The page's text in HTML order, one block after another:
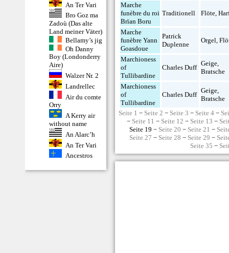
An Ter Vari
Bro Goz ma
Zadoù (Das alte
Land meiner Väter)
Bellamy’s jig
Oh Danny
Boy (Londonderry
Aire)
Walzer Nr. 2
Landrellec
Air du comte
Orry
A Kerry air
without name
An Alarc’h
An Ter Vari
Ancestros
Marche
funèbre du roi
Brïan Boru
Traditionell Flöte,
Marche
funèbre Yann
Goasdoue
Patrick
Duplenne
Orgel,
Marchioness
of
Tullibardine
Charles Duff
Geige,
Bratsche
Marchioness
of
Tullibardine
Charles Duff
Geige,
Bratsche
Seite 1 − Seite 2 − Seite 3 − Seite 4 −
− Seite 11 − Seite 12 − Seite 13 −
Seite 19 − Seite 20 − Seite 21 −
Seite 27 − Seite 28 − Seite 29 −
Seite 35 −